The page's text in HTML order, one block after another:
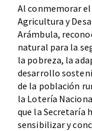
Al conmemorar
Agricultura y
Arámbula,
natural para la
la pobreza, la
desarrollo
de la población
la Lotería
que la Secretaría
sensibilizar y